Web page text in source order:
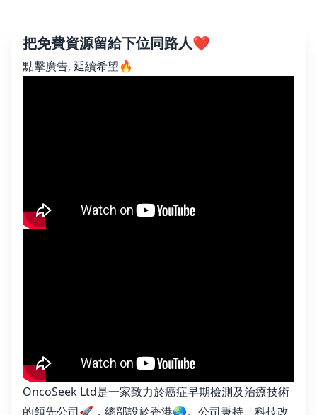
把免費資源留給下位同路人❤️
點擊廣告, 延續希望🔥
OncoSeek Ltd是一家致力於癌症早期檢測及治療技術
的領先公司🚀，總部設於香港🌏。公司秉持「科技改